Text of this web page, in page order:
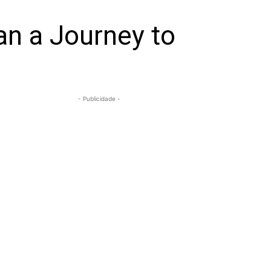
a Journey to
- Publicidade -